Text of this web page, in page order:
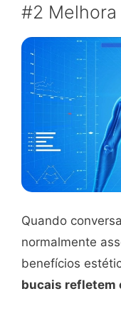
#2 Melhora
Quando
normalmente
benefícios
bucais refletem